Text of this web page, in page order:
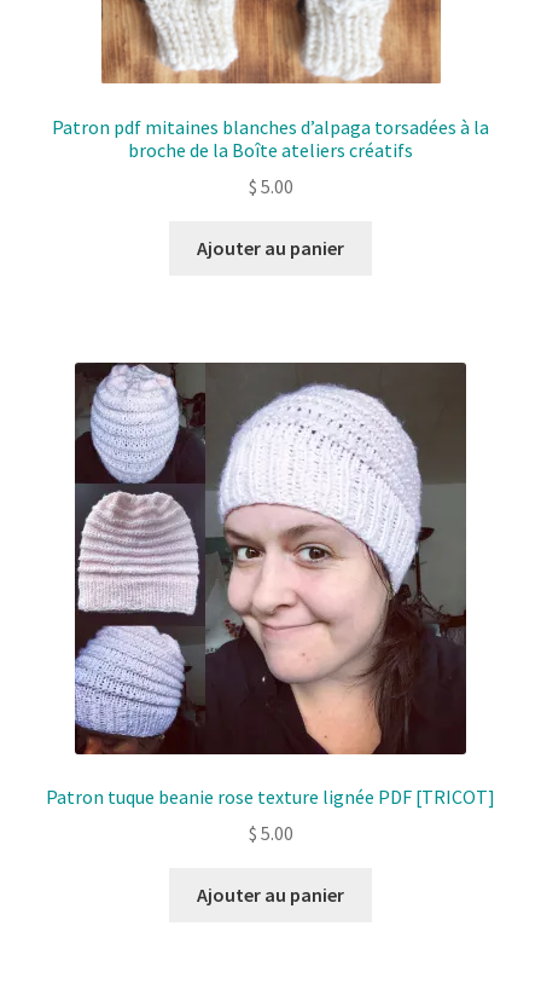
Patron pdf mitaines blanches d’alpaga torsadées à la
broche de la Boîte ateliers créatifs
$ 5.00
Ajouter au panier
Patron tuque beanie rose texture lignée PDF [TRICOT]
$ 5.00
Ajouter au panier